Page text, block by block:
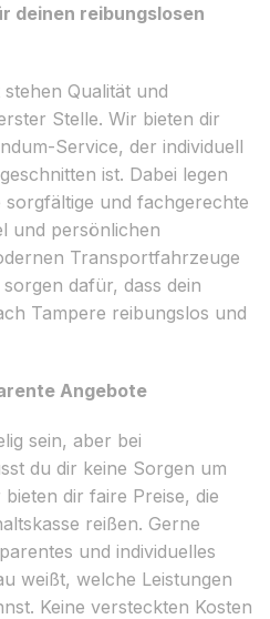
deinen reibungslosen
Qualität und
Stelle. Wir bieten dir
Service, der individuell
ist. Dabei legen
und fachgerechte
und persönlichen
Transportfahrzeuge
dafür, dass dein
Tampere reibungslos und
Angebote
sein, aber bei
du dir keine Sorgen um
dir faire Preise, die
reißen. Gerne
und individuelles
weißt, welche Leistungen
Keine versteckten Kosten